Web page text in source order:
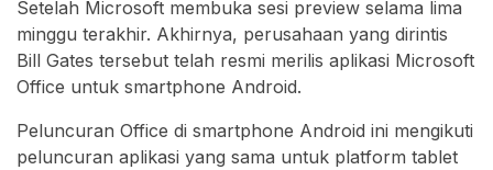
Setelah Microsoft membuka sesi preview selama lima
minggu terakhir. Akhirnya, perusahaan yang dirintis
Bill Gates tersebut telah resmi merilis aplikasi Microsoft
Office untuk smartphone Android.
Peluncuran Office di smartphone Android ini mengikuti
peluncuran aplikasi yang sama untuk platform tablet